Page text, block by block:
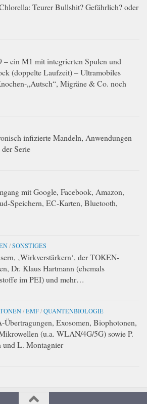
Teurer Bullshit? Gefährlich? oder
ein M1 mit integrierten Spulen und
(doppelte Laufzeit) – Ultramobiles
„Autsch“, Migräne & Co. noch
infizierte Mandeln, Anwendungen
Serie
mit Google, Facebook, Amazon,
Speichern, EC-Karten, Bluetooth,
/SONSTIGES
‚Wirkverstärkern‘, der TOKEN-
Dr. Klaus Hartmann (ehemals
im PEI) und mehr…
/EMF/QUANTENBIOLOGIE
Übertragungen, Exosomen, Biophotonen,
(u.a. WLAN/4G/5G) sowie P.
und L. Montagnier